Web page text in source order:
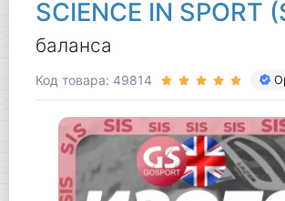
SCIENCE IN SPORT
баланса
Код товара: 49814